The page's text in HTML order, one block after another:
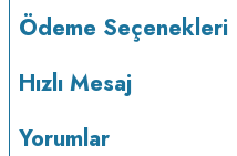
Ödeme Seçenekleri
Hızlı Mesaj
Yorumlar